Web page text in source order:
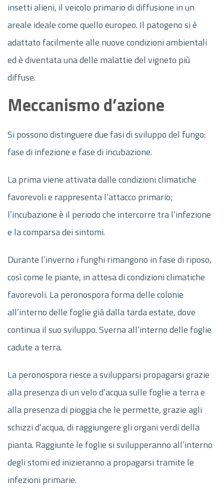
insetti alieni, il veicolo primario di diffusione in un
areale ideale come quello europeo. Il patogeno si è
adattato facilmente alle nuove condizioni ambientali
ed è diventata una delle malattie del vigneto più
diffuse.
Meccanismo d’azione
Si possono distinguere due fasi di sviluppo del fungo:
fase di infezione e fase di incubazione.
La prima viene attivata dalle condizioni climatiche
favorevoli e rappresenta l’attacco primario;
l’incubazione è il periodo che intercorre tra l’infezione
e la comparsa dei sintomi.
Durante l’inverno i funghi rimangono in fase di riposo,
così come le piante, in attesa di condizioni climatiche
favorevoli. La peronospora forma delle colonie
all’interno delle foglie già dalla tarda estate, dove
continua il suo sviluppo. Sverna all’interno delle foglie
cadute a terra.
La peronospora riesce a svilupparsi propagarsi grazie
alla presenza di un velo d’acqua sulle foglie a terra e
alla presenza di pioggia che le permette, grazie agli
schizzi d’acqua, di raggiungere gli organi verdi della
pianta. Raggiunte le foglie si svilupperanno all’interno
degli stomi ed inizieranno a propagarsi tramite le
infezioni primarie.